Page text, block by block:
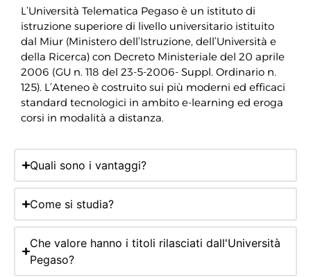
L’Università Telematica Pegaso è un istituto di
istruzione superiore di livello universitario istituito
dal Miur (Ministero dell’Istruzione, dell’Università e
della Ricerca) con Decreto Ministeriale del 20 aprile
2006 (GU n. 118 del 23-5-2006- Suppl. Ordinario n.
125). L’Ateneo è costruito sui più moderni ed efficaci
standard tecnologici in ambito e-learning ed eroga
corsi in modalità a distanza.
Quali sono i vantaggi?
Come si studia?
Che valore hanno i titoli rilasciati dall'Università
Pegaso?